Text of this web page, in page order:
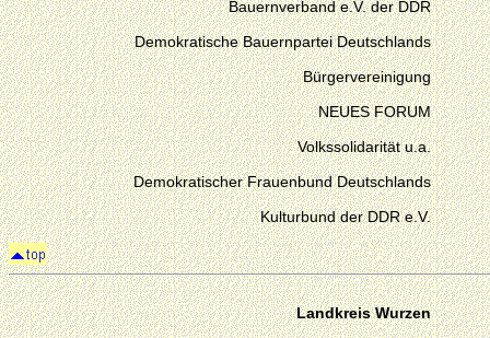
Bauernverband e.V. der DDR
Demokratische Bauernpartei Deutschlands
Bürgervereinigung
NEUES FORUM
Volkssolidarität u.a.
Demokratischer Frauenbund Deutschlands
Kulturbund der DDR e.V.
Landkreis Wurzen